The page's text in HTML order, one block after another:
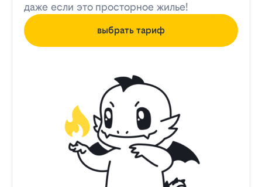
даже если это просторное жилье!
выбрать тариф